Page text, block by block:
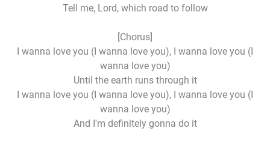
Tell me, Lord, which road to follow
[Chorus]
I wanna love you (I wanna love you), I wanna love you (I
wanna love you)
Until the earth runs through it
I wanna love you (I wanna love you), I wanna love you (I
wanna love you)
And I'm definitely gonna do it